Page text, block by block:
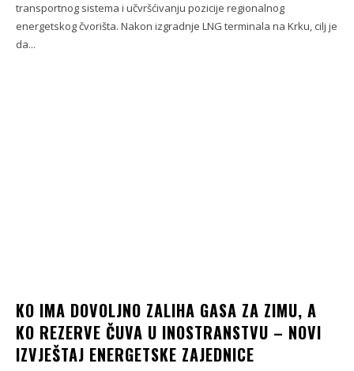
transportnog sistema i učvršćivanju pozicije regionalnog
energetskog čvorišta. Nakon izgradnje LNG terminala na Krku, cilj je
da...
KO IMA DOVOLJNO ZALIHA GASA ZA ZIMU, A
KO REZERVE ČUVA U INOSTRANSTVU – NOVI
IZVJEŠTAJ ENERGETSKE ZAJEDNICE